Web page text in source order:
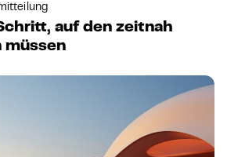
auf den zeitnah
müssen